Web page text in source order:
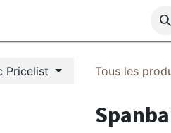
Pricelist Tous les